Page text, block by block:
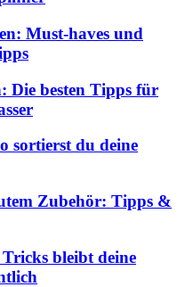
Must-haves und
Die besten Tipps für
sortierst du deine
Zubehör: Tipps &
bleibt deine